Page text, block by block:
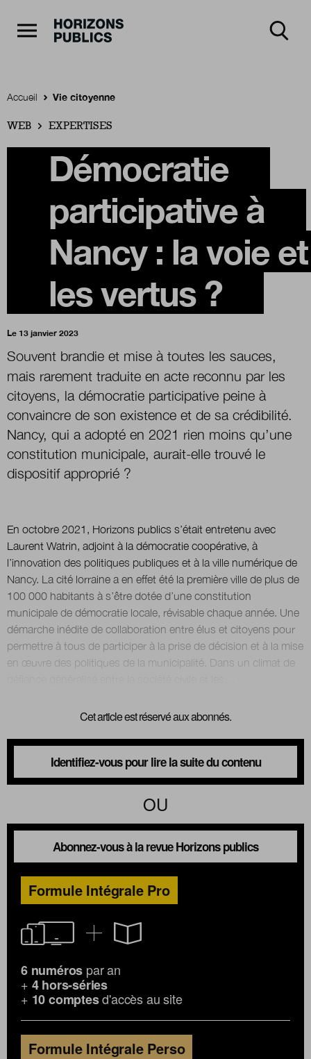
Accueil
Rubriques
Thèmes
Numéros
Boutique
Qui sommes-nous ?
Nous contacter
Renseignez votre email afin de suivre l'actualité de la
transformation publique.
Nous suivre
Accueil Vie citoyenne
WEB EXPERTISES
Démocratie
participative à
Nancy : la voie et
les vertus ?
Le 13 janvier 2023
Souvent brandie et mise à toutes les sauces,
mais rarement traduite en acte reconnu par les
citoyens, la démocratie participative peine à
convaincre de son existence et de sa crédibilité.
Nancy, qui a adopté en 2021 rien moins qu’une
constitution municipale, aurait-elle trouvé le
dispositif approprié ?
En octobre 2021, Horizons publics s’était entretenu avec
Laurent Watrin, adjoint à la démocratie coopérative, à
l’innovation des politiques publiques et à la ville numérique de
Nancy. La cité lorraine a en effet été la première ville de plus de
100 000 habitants à s’être dotée d’une constitution
municipale de démocratie locale, révisable chaque année. Une
démarche inédite de collaboration entre élus et citoyens pour
permettre à tous de participer à la prise de décision et à la mise
en œuvre des politiques de la municipalité. Dans un climat de
Cet article est réservé aux abonnés.
Identifiez-vous pour lire la suite du contenu
OU
Abonnez-vous à la revue Horizons publics
Formule Intégrale Pro
6 numéros par an
+ 4 hors-séries
+ 10 comptesd'accès au site
Formule Intégrale Perso